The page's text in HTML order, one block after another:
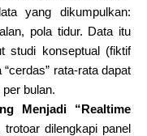
yang dikumpulkan:
pola tidur. Data itu
studi konseptual (fiktif
rata-rata dapat
bulan.
Menjadi “Realtime
dilengkapi panel